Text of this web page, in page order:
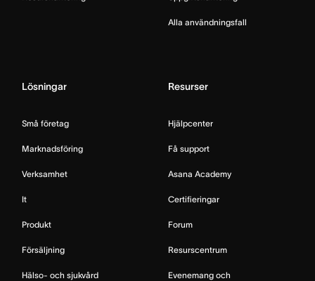
Alla användningsfall
Lösningar
Små företag
Marknadsföring
Verksamhet
It
Produkt
Försäljning
Hälso- och sjukvård
Resurser
Hjälpcenter
Få support
Asana Academy
Certifieringar
Forum
Resurscentrum
Evenemang och